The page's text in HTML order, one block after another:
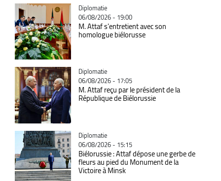
Catégorie
Diplomatie
06/08/2026 - 19:00
M. Attaf s'entretient avec son
homologue biélorusse
Catégorie
Diplomatie
06/08/2026 - 17:05
M. Attaf reçu par le président de la
République de Biélorussie
Catégorie
Diplomatie
06/08/2026 - 15:15
Biélorussie : Attaf dépose une gerbe de
fleurs au pied du Monument de la
Victoire à Minsk